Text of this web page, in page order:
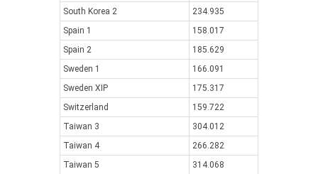
South Korea 2
234.935
Spain 1
158.017
Spain 2
185.629
Sweden 1
166.091
Sweden XIP
175.317
Switzerland
159.722
Taiwan 3
304.012
Taiwan 4
266.282
Taiwan 5
314.068